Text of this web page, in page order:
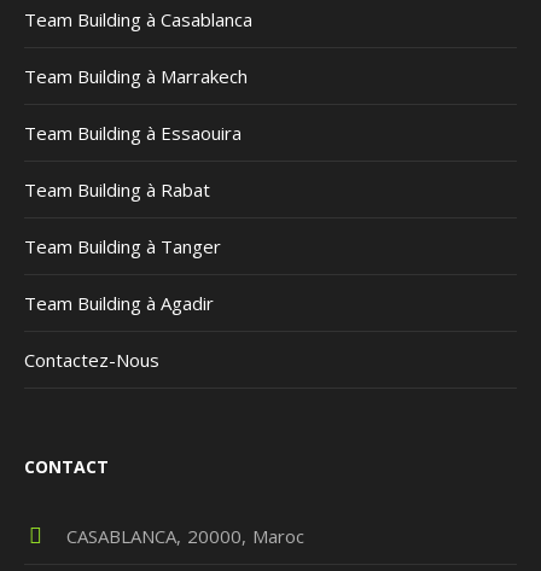
Team Building à Casablanca
Team Building à Marrakech
Team Building à Essaouira
Team Building à Rabat
Team Building à Tanger
Team Building à Agadir
Contactez-Nous
CONTACT
CASABLANCA 20000 Maroc